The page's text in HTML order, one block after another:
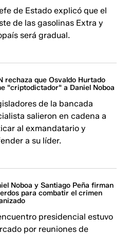
de Estado explicó que el
de las gasolinas Extra y
será gradual.
rechaza que Osvaldo Hurtado
"criptodictador" a Daniel Noboa
de la bancada
salieron en cadena a
al exmandatario y
a su líder.
Noboa y Santiago Peña firman
para combatir el crimen
presidencial estuvo
por reuniones de